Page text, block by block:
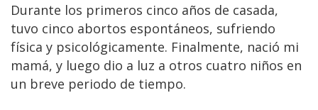
Durante los primeros cinco años de casada,
tuvo cinco abortos espontáneos, sufriendo
física y psicológicamente. Finalmente, nació mi
mamá, y luego dio a luz a otros cuatro niños en
un breve periodo de tiempo.